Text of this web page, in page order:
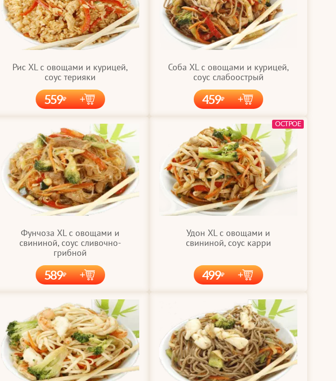
Рис XL с овощами и курицей,
соус терияки
559
Соба XL с овощами и курицей,
соус слабоострый
459
Фунчоза XL с овощами и
свининой, соус сливочно-
грибной
589
Удон XL с овощами и
свининой, соус карри
499
ОСТРОЕ